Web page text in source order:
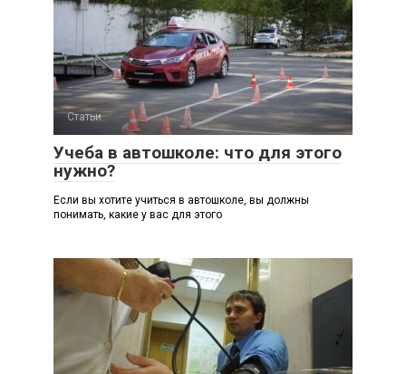
Статьи
Учеба в автошколе: что для этого
нужно?
Если вы хотите учиться в автошколе, вы должны
понимать, какие у вас для этого